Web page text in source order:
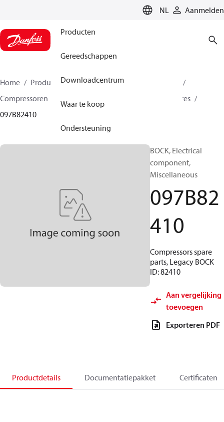
NL Aanmelden
Producten
Gereedschappen
Downloadcentrum
Waar te koop
Ondersteuning
Home Producten
Climate Solutions voor heating
Compressoren
BOCK reserveonderdelen en accessoires
097B82410
BOCK, Electrical
component,
Miscellaneous
097B82
410
Compressors spare
parts, Legacy BOCK
ID: 82410
Aan vergelijking
toevoegen
Exporteren PDF
Productdetails Documentatiepakket Certificaten